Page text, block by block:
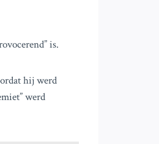
is.
hij werd
werd